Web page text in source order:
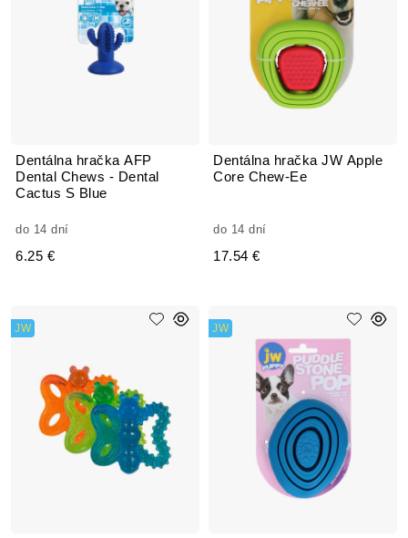
Dentálna hračka AFP
Dental Chews - Dental
Cactus S Blue
do 14 dní
6.25 €
Dentálna hračka JW Apple
Core Chew-Ee
do 14 dní
17.54 €
JW JW